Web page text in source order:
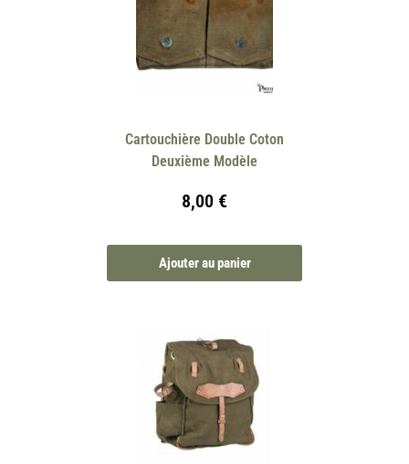
Cartouchière Double Coton
Deuxième Modèle
8,00 €
Ajouter au panier